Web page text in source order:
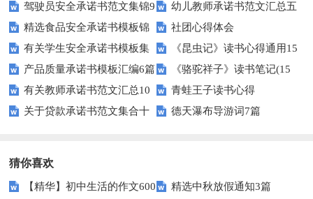
驾驶员安全承诺书范文集锦9
篇
幼儿教师承诺书范文汇总五
篇
精选食品安全承诺书模板锦
集七篇
社团心得体会
有关学生安全承诺书模板集
合十篇
《昆虫记》读书心得通用15
篇
产品质量承诺书模板汇编6篇
《骆驼祥子》读书笔记(15
篇)
有关教师承诺书范文汇总10
篇
青蛙王子读书心得
关于贷款承诺书范文集合十
德天瀑布导游词7篇
猜你喜欢
【精华】初中生活的作文600
精选中秋放假通知3篇